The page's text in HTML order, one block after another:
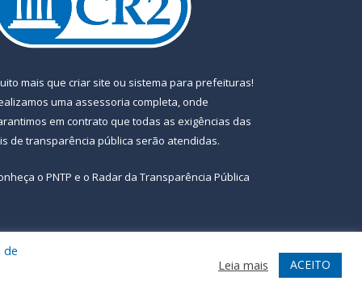
mais que criar site ou sistema para prefeituras!
uma assessoria completa, onde
em contrato que todas as exigências das
de transparência pública serão atendidas.
o PNTP e o Radar da Transparência Pública
Acessar Webmail
de
Leia mais ACEITO